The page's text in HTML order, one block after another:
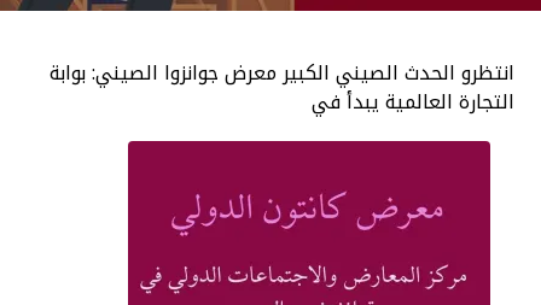
انتظرو الحدث الصيني الكبير معرض جوانزوا الصيني: بوابة
التجارة العالمية يبدأ في